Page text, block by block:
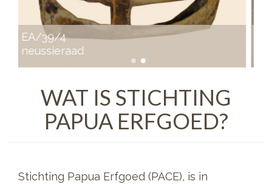
EA/14/21
kalkhouder met spatel
WAT IS STICHTING
PAPUA ERFGOED?
Stichting Papua Erfgoed (PACE), is in